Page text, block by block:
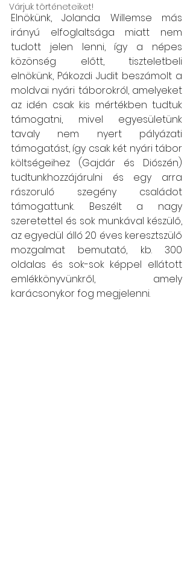
Várjuk történeteiket!
Elnökünk, Jolanda Willemse más
irányú elfoglaltsága miatt nem
tudott jelen lenni, így a népes
közönség előtt, tiszteletbeli
elnökünk, Pákozdi Judit beszámolt a
moldvai nyári táborokról, amelyeket
az idén csak kis mértékben tudtuk
támogatni, mivel egyesületünk
tavaly nem nyert pályázati
támogatást, így csak két nyári tábor
költségeihez (Gajdár és Diószén)
tudtunkhozzájárulni és egy arra
rászoruló szegény családot
támogattunk. Beszélt a nagy
szeretettel és sok munkával készülő,
az egyedül álló 20 éves keresztszülő
mozgalmat bemutató, kb. 300
oldalas és sok-sok képpel ellátott
emlékkönyvünkről, amely
karácsonykor fog megjelenni.